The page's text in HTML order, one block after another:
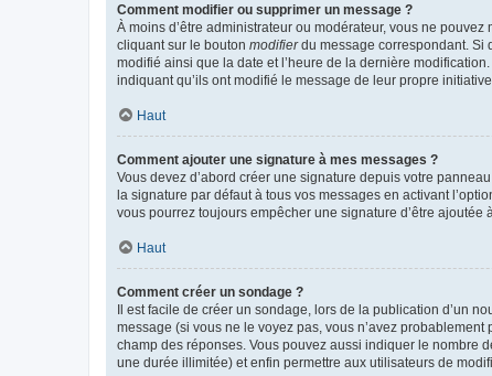
Comment modifier ou supprimer un message ?
À moins d’être administrateur ou modérateur, vous ne
cliquant sur le bouton modifierdu message correspondant. Si
modifié ainsi que la date et l’heure de la dernière
indiquant qu’ils ont modifié le message de leur propre
Haut
Comment ajouter une signature à mes messages ?
Vous devez d’abord créer une signature depuis votre
la signature par défaut à tous vos messages en activant
vous pourrez toujours empêcher une signature d’être ajoutée
Haut
Comment créer un sondage ?
Il est facile de créer un sondage, lors de la publication d’un
message (si vous ne le voyez pas, vous n’avez
champ des réponses. Vous pouvez aussi indiquer le nombre
une durée illimitée) et enfin permettre aux utilisateurs de